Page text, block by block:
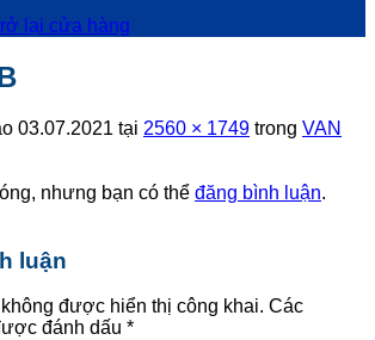
lại cửa hàng
03.07.2021 tại 2560 × 1749 trong VAN
nhưng bạn có thể đăng bình luận.
luận
được hiển thị công khai. Các
đánh dấu *